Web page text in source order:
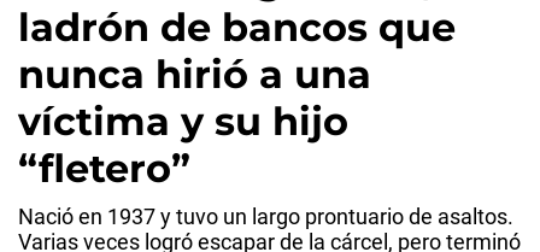
ladrón de bancos que
nunca hirió a una
víctima y su hijo
“fletero”
Nació en 1937 y tuvo un largo prontuario de asaltos.
Varias veces logró escapar de la cárcel, pero terminó